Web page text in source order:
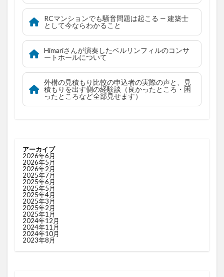
RCマンションでも騒音問題は起こる — 建築士
として今ならわかること
Himariさんが演奏したベルリンフィルのコンサ
ートホールについて
外構の見積もり比較の申込者の実際の声と、見
積もりを出す側の経験談（良かったところ・困
ったところなど全部見せます）
アーカイブ
2026年6月
2026年5月
2026年2月
2025年7月
2025年6月
2025年5月
2025年4月
2025年3月
2025年2月
2025年1月
2024年12月
2024年11月
2024年10月
2023年8月